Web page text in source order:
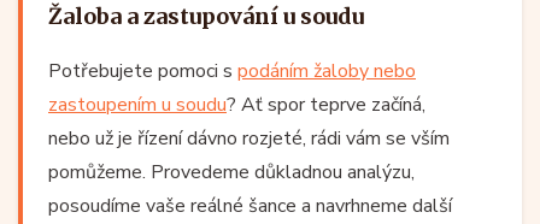
Žaloba a zastupování u soudu
Potřebujete pomoci s podáním žaloby nebo
zastoupením u soudu? Ať spor teprve začíná,
nebo už je řízení dávno rozjeté, rádi vám se vším
pomůžeme. Provedeme důkladnou analýzu,
posoudíme vaše reálné šance a navrhneme další